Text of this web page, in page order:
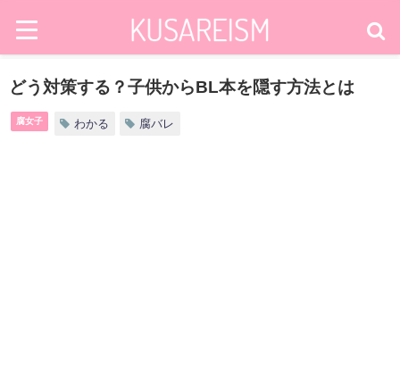
どう対策する？子供からBL本を隠す方法とは
腐女子 わかる 腐バレ